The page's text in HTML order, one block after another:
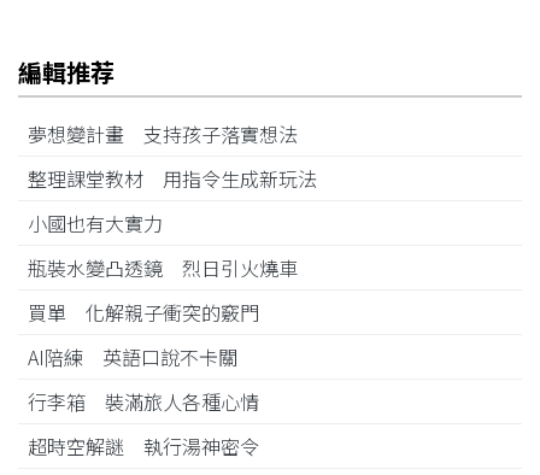
編輯推荐
夢想變計畫 支持孩子落實想法
整理課堂教材 用指令生成新玩法
小國也有大實力
瓶裝水變凸透鏡 烈日引火燒車
買單 化解親子衝突的竅門
AI陪練 英語口說不卡關
行李箱 裝滿旅人各種心情
超時空解謎 執行湯神密令